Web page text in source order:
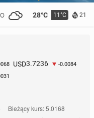
28°C 11°C 21
USD3.7236 -0.0084